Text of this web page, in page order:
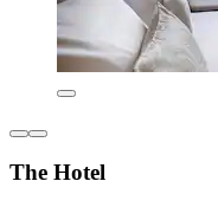
The Hotel